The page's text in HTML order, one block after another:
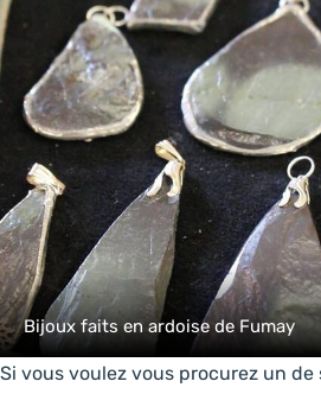
Bijoux faits en ardoise de Fumay
Si vous voulez vous procurez un de